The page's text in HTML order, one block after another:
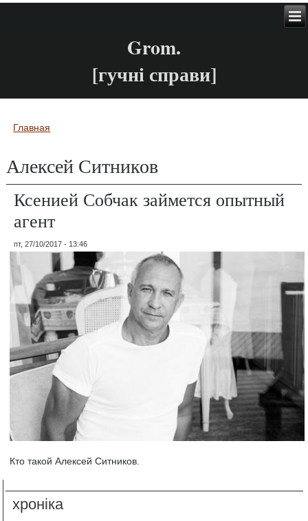
Grom.
[гучні справи]
Вы здесь
Главная
Алексей Ситников
Ксенией Собчак займется опытный
агент
пт, 27/10/2017 - 13:46
Кто такой Алексей Ситников.
хроніка